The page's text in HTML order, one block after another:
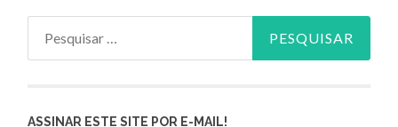
ASSINAR ESTE SITE POR E-MAIL!